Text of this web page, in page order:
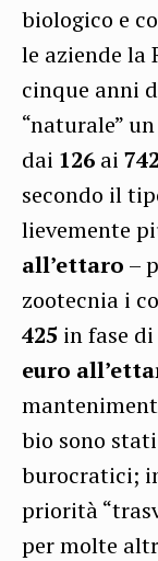
biologico e
le aziende la
cinque anni
“naturale”
dai 126 ai
secondo il
lievemente
all’ettaro –
zootecnia i
425 in fase
euro
bio sono
burocratici;
priorità
per molte